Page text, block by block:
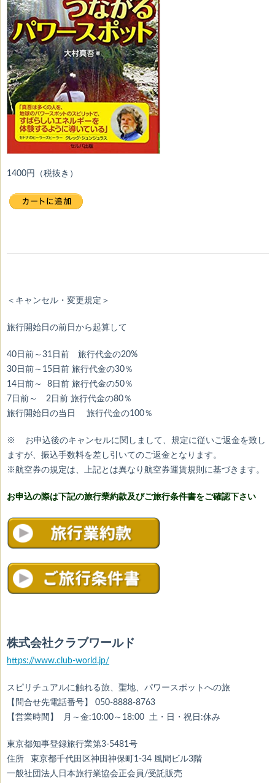
1400円（税抜き）
＜キャンセル・変更規定＞
旅行開始日の前日から起算して
40日前～31日前 旅行代金の20%
30日前～15日前 旅行代金の30％
14日前～ 8日前 旅行代金の50％
7日前～ 2日前 旅行代金の80％
旅行開始日の当日 旅行代金の100％
※ お申込後のキャンセルに関しまして、規定に従いご返金を致し
ますが、振込手数料を差し引いてのご返金となります。
※航空券の規定は、上記とは異なり航空券運賃規則に基づきます。
お申込の際は下記の旅行業約款及びご旅行条件書をご確認下さい
株式会社クラブワールド
https://www.club-world.jp/
スピリチュアルに触れる旅、聖地、パワースポットへの旅
【問合せ先電話番号】 050-8888-8763
【営業時間】 月～金:10:00～18:00 土・日・祝日:休み
東京都知事登録旅行業第3-5481号
住所 東京都千代田区神田神保町1-34 風間ビル3階
一般社団法人日本旅行業協会正会員/受託販売